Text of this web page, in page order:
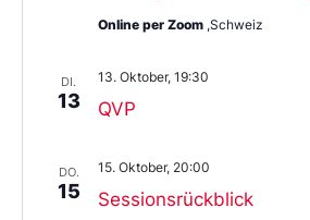
Online per Zoom ,Schweiz
DI.
13 QVP
13. Oktober, 19:30
DO.
15 Sessionsrückblick
15. Oktober, 20:00